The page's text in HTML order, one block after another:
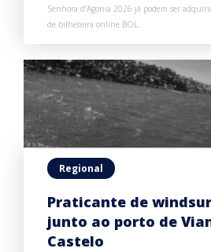
Senhora d’Agonia 2026 já podem ser
de bilheteira online BOL.
Regional
Praticante de
junto ao porto de
Castelo